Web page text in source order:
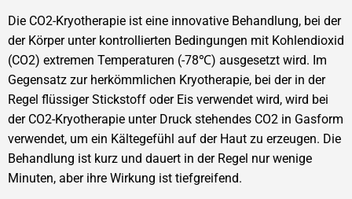
Die CO2-Kryotherapie ist eine innovative Behandlung, bei der
der Körper unter kontrollierten Bedingungen mit Kohlendioxid
(CO2) extremen Temperaturen (-78℃) ausgesetzt wird. Im
Gegensatz zur herkömmlichen Kryotherapie, bei der in der
Regel flüssiger Stickstoff oder Eis verwendet wird, wird bei
der CO2-Kryotherapie unter Druck stehendes CO2 in Gasform
verwendet, um ein Kältegefühl auf der Haut zu erzeugen. Die
Behandlung ist kurz und dauert in der Regel nur wenige
Minuten, aber ihre Wirkung ist tiefgreifend.